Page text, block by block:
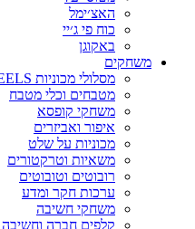
האצ׳ימל
כוח פי ג׳יי
באקוגן
משחקים
מסלולי מכוניות HOT WHEELS
מטבחים וכלי מטבח
משחקי קופסא
איפור ואביזרים
מכוניות על שלט
משאיות וטרקטורים
רובוטים וטובוטים
ערכות חקר ומדע
משחקי חשיבה
קלפים חברה וחשיבה